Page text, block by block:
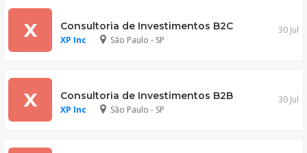
X Consultoria de Investimentos B2C
XP Inc São Paulo - SP
30 Jul
X Consultoria de Investimentos B2B
XP Inc São Paulo - SP
30 Jul